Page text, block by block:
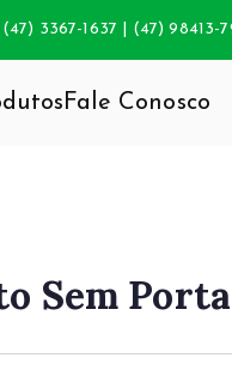
(47) 3367-1637 | (47) 98413-
agregando total
Fale Conosco
Sem Porta